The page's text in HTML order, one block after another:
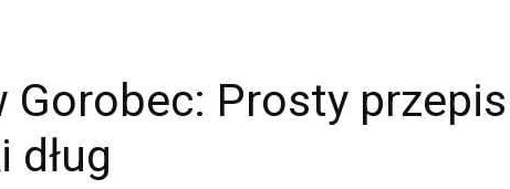
Gorobec: Prosty przepis
dług